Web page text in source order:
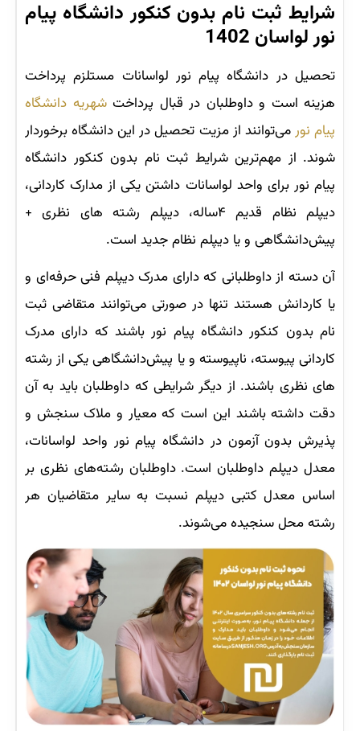
شرایط ثبت نام بدون کنکور دانشگاه پیام
نور لواسان 1402
تحصیل در دانشگاه پیام نور لواسانات مستلزم پرداخت
هزینه است و داوطلبان در قبال پرداختشهریه دانشگاه
پیام نورمی‌توانند از مزیت تحصیل در این دانشگاه برخوردار
شوند. از مهم‌ترین شرایط ثبت نام بدون کنکور دانشگاه
پیام نور برای واحد لواسانات داشتن یکی از مدارک کاردانی،
دیپلم نظام قدیم ۴ساله، دیپلم رشته های نظری +
پیش‌دانشگاهی و یا دیپلم نظام جدید است.
آن دسته از داوطلبانی که دارای مدرک دیپلم فنی حرفه‌ای و
یا کاردانش هستند تنها در صورتی می‌توانند متقاضی ثبت
نام بدون کنکور دانشگاه پیام نور باشند که دارای مدرک
کاردانی پیوسته، ناپیوسته و یا پیش‌دانشگاهی یکی از رشته
های نظری باشند. از دیگر شرایطی که داوطلبان باید به آن
دقت داشته باشند این است که معیار و ملاک سنجش و
پذیرش بدون آزمون در دانشگاه پیام نور واحد لواسانات،
معدل دیپلم داوطلبان است. داوطلبان رشته‌های نظری بر
اساس معدل کتبی دیپلم نسبت به سایر متقاضیان هر
رشته محل سنجیده می‌شوند.